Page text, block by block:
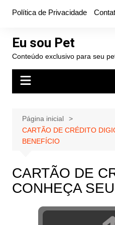
conteúdo
Política de Privacidade
Eu sou Pet
Conteúdo exclusivo para seu
Página inicial
CARTÃO DE CRÉDITO
BENEFÍCIO
CARTÃO DE
CONHEÇA